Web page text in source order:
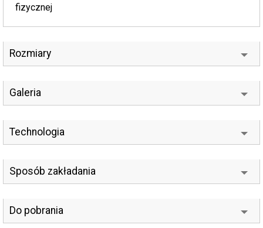
fizycznej
Rozmiary
Galeria
Technologia
Sposób zakładania
Do pobrania